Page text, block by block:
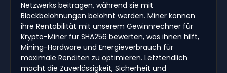
Netzwerks beitragen, während sie mit
Blockbelohnungen belohnt werden. Miner können
ihre Rentabilität mit unserem Gewinnrechner für
Krypto-Miner für SHA256 bewerten, was ihnen hilft,
Mining-Hardware und Energieverbrauch für
maximale Renditen zu optimieren. Letztendlich
macht die Zuverlässigkeit, Sicherheit und